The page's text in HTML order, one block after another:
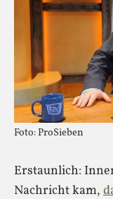
Foto: ProSieben
Erstaunlich:
Nachricht kam,